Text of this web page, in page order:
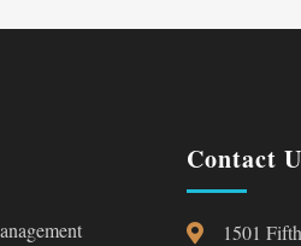
Contact
1501